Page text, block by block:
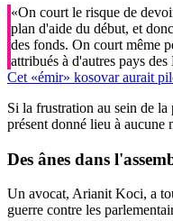
«On court le risque de
plan d'aide du début, et
des fonds. On court même
attribués à d'autres pays
Cet «émir» kosovar aurait
Si la frustration au sein de
présent donné lieu à aucune
Des ânes dans
Un avocat, Arianit Koci, a
guerre contre les